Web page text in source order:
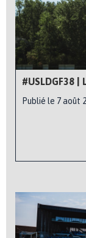
#USLDGF38 |
Publié le 7 août